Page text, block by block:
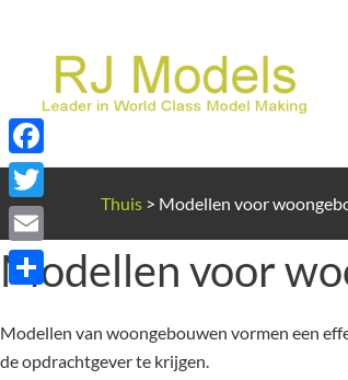
inhoud
Thuis > Modellen voor
Modellen voor
Modellen van woongebouwen vormen een
de opdrachtgever te krijgen.
Facebook
Twitter
Email